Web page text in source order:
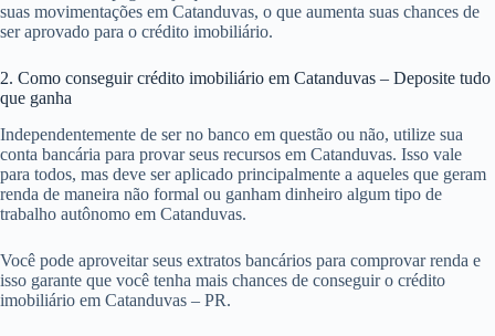
suas movimentações em Catanduvas, o que aumenta suas chances de
ser aprovado para o crédito imobiliário.
2. Como conseguir crédito imobiliário em Catanduvas – Deposite tudo
que ganha
Independentemente de ser no banco em questão ou não, utilize sua
conta bancária para provar seus recursos em Catanduvas. Isso vale
para todos, mas deve ser aplicado principalmente a aqueles que geram
renda de maneira não formal ou ganham dinheiro algum tipo de
trabalho autônomo em Catanduvas.
Você pode aproveitar seus extratos bancários para comprovar renda e
isso garante que você tenha mais chances de conseguir o crédito
imobiliário em Catanduvas – PR.